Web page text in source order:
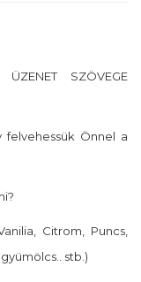
SZÖVEGE
Önnel a
Citrom, Puncs,
stb.)